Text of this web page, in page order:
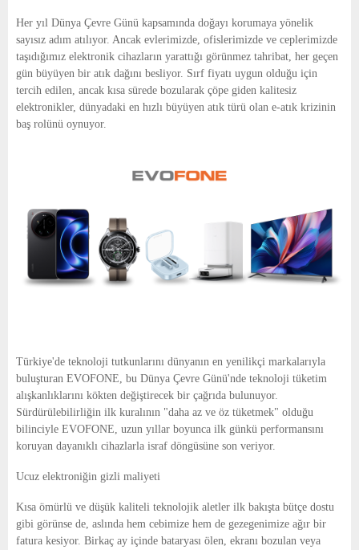
U
Her yıl Dünya Çevre Günü kapsamında doğayı korumaya yönelik
sayısız adım atılıyor. Ancak evlerimizde, ofislerimizde ve ceplerimizde
taşıdığımız elektronik cihazların yarattığı görünmez tahribat, her geçen
gün büyüyen bir atık dağını besliyor. Sırf fiyatı uygun olduğu için
tercih edilen, ancak kısa sürede bozularak çöpe giden kalitesiz
elektronikler, dünyadaki en hızlı büyüyen atık türü olan e-atık krizinin
baş rolünü oynuyor.
Türkiye'de teknoloji tutkunlarını dünyanın en yenilikçi markalarıyla
buluşturan EVOFONE, bu Dünya Çevre Günü'nde teknoloji tüketim
alışkanlıklarını kökten değiştirecek bir çağrıda bulunuyor.
Sürdürülebilirliğin ilk kuralının "daha az ve öz tüketmek" olduğu
bilinciyle EVOFONE, uzun yıllar boyunca ilk günkü performansını
koruyan dayanıklı cihazlarla israf döngüsüne son veriyor.
Ucuz elektroniğin gizli maliyeti
Kısa ömürlü ve düşük kaliteli teknolojik aletler ilk bakışta bütçe dostu
gibi görünse de, aslında hem cebimize hem de gezegenimize ağır bir
fatura kesiyor. Birkaç ay içinde bataryası ölen, ekranı bozulan veya